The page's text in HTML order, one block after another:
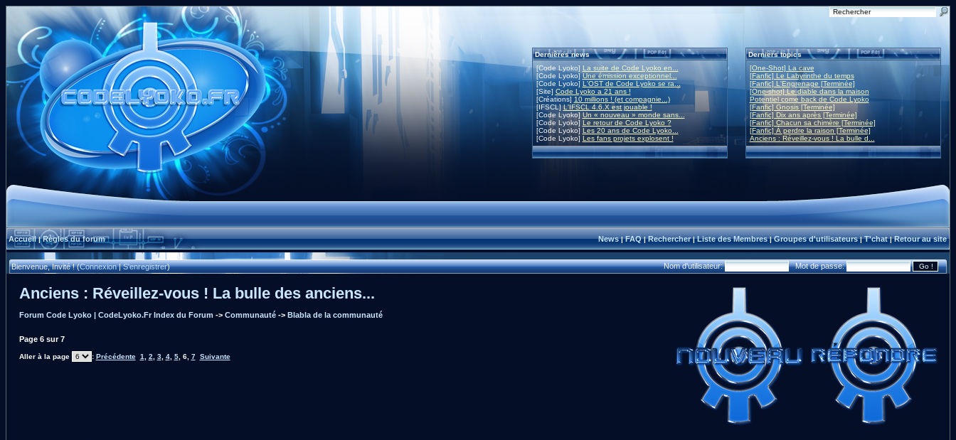
Dernières news
[Code Lyoko] La suite de Code Lyoko en...
[Code Lyoko]Une émission exceptionnel...
[Code Lyoko] L'OST de Code Lyoko se ra...
[Site] Code Lyoko a 21 ans !
[Créations] 10 millions ! (et compagnie...)
[IFSCL]L'IFSCL 4.6.X est jouable !
[Code Lyoko] Un « nouveau » monde sans...
[Code Lyoko] Le retour de Code Lyoko ?
[Code Lyoko] Les 20 ans de Code Lyoko...
[Code Lyoko] Les fans projets explosent !
Derniers topics
[One-Shot] La cave
[Fanfic] Le Labyrinthe du temps
[Fanfic] L'Engrenage [Terminée]
[One-shot] Le diable dans la maison
Potentiel come back de Code Lyoko
[Fanfic] Gnosis [Terminée]
[Fanfic] Dix ans après [Terminée]
[Fanfic] Chacun sa chimère [Terminée]
[Fanfic] À perdre la raison [Terminée]
Anciens : Réveillez-vous ! La bulle d...
Accueil|Règles du forum News|FAQ|Rechercher|Liste des Membres|Groupes d'utilisateurs|T'chat|Retour au site
Bienvenue, Invité ! (Connexion|S'enregistrer) Nom d'utilisateur: Mot de passe:
Anciens : Réveillez-vous ! La bulle des anciens...
Forum Code Lyoko | CodeLyoko.Fr Index du Forum -> Communauté-> Blabla de la communauté
Page 6sur7
Aller à la page : Précédente 1 2 3, 4, 5, 6, 7 Suivante